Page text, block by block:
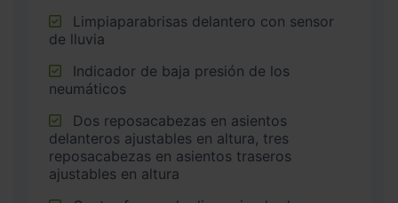
de lluvia
neumáticos
delanteros ajustables en altura, tres
reposacabezas en asientos traseros
ajustables en altura